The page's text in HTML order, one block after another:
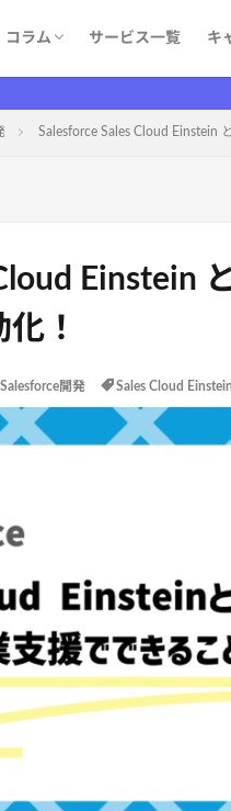
コラム サービス一覧 キ
Salesforce Sales Cloud Einstein
Einstein
！
Salesforce開発 Sales Cloud Einstein